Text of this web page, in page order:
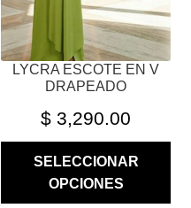
LYCRA ESCOTE EN V
DRAPEADO
$ 3,290.00
SELECCIONAR
OPCIONES
EN
LA
PÁGINA
DE